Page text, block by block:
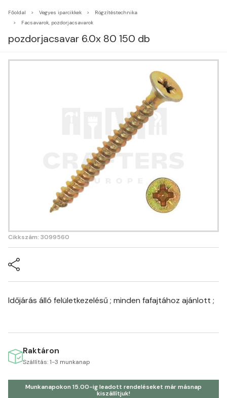
Főoldal Vegyes iparcikkek
Rögzítéstechnika
Facsavarok, pozdorjacsavarok
pozdorjacsavar 6.0x 80 150 db
Cikkszám: 3099560
Időjárás álló felületkezelésű ; minden fafajtához ajánlott ;
Raktáron
Szállítás: 1-3 munkanap
Munkanapokon 15.00-ig leadott rendeléseket már másnap
kiszállítjuk!